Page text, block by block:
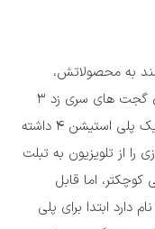
به محصولاتش،
قابلیت استریم بازی های پلی استیشن 4 روی گجت های سری زد 3
است. در حقیقت، اگر شما یک تبلت زد 3 و یک پلی استیشن 4 داشته
را از تلویزیون به تبلت
اما قابل
دارد ابتدا برای پلی